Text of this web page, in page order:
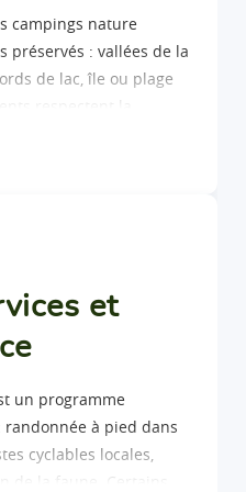
ce
campings nature
préservés : vallées de la
de lac, île ou plage
— lodges
nus — minimisent
: sanitaires
Les tarifs restent
intéressantes
débutent
avant l’afflux
et
un programme
randonnée à pied dans
cyclables locales,
de la faune. Certains